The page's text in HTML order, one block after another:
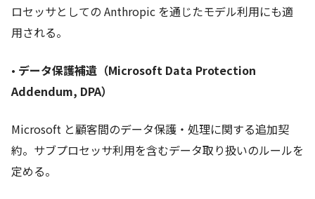
ロセッサとしての Anthropic を通じたモデル利用にも適
用される。
• データ保護補遺（Microsoft Data Protection
Addendum, DPA）
Microsoft と顧客間のデータ保護・処理に関する追加契
約。サブプロセッサ利用を含むデータ取り扱いのルールを
定める。